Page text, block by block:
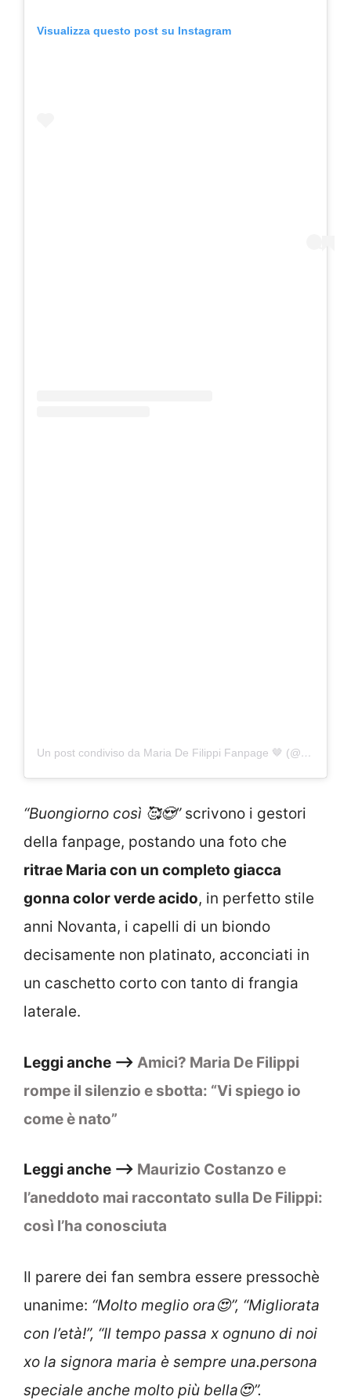
Visualizza questo post su Instagram
Un post condiviso da Maria De Filippi Fanpage 🤎 (@mariadefilippipage)
“Buongiorno così 🥰😍”scrivono i gestori
della fanpage, postando una foto che
ritrae Maria con un completo giacca
gonna color verde acido, in perfetto stile
anni Novanta, i capelli di un biondo
decisamente non platinato, acconciati in
un caschetto corto con tanto di frangia
laterale.
Leggi anche –> Amici? Maria De Filippi
rompe il silenzio e sbotta: “Vi spiego io
come è nato”
Leggi anche –> Maurizio Costanzo e
l’aneddoto mai raccontato sulla De Filippi:
così l’ha conosciuta
Il parere dei fan sembra essere pressochè
unanime: “Molto meglio ora😍”, “Migliorata
con l’età!”, “Il tempo passa x ognuno di noi
xo la signora maria è sempre una.persona
speciale anche molto più bella😍”.